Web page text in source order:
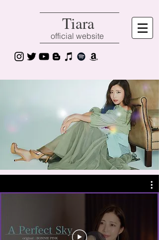
Tiara
official website